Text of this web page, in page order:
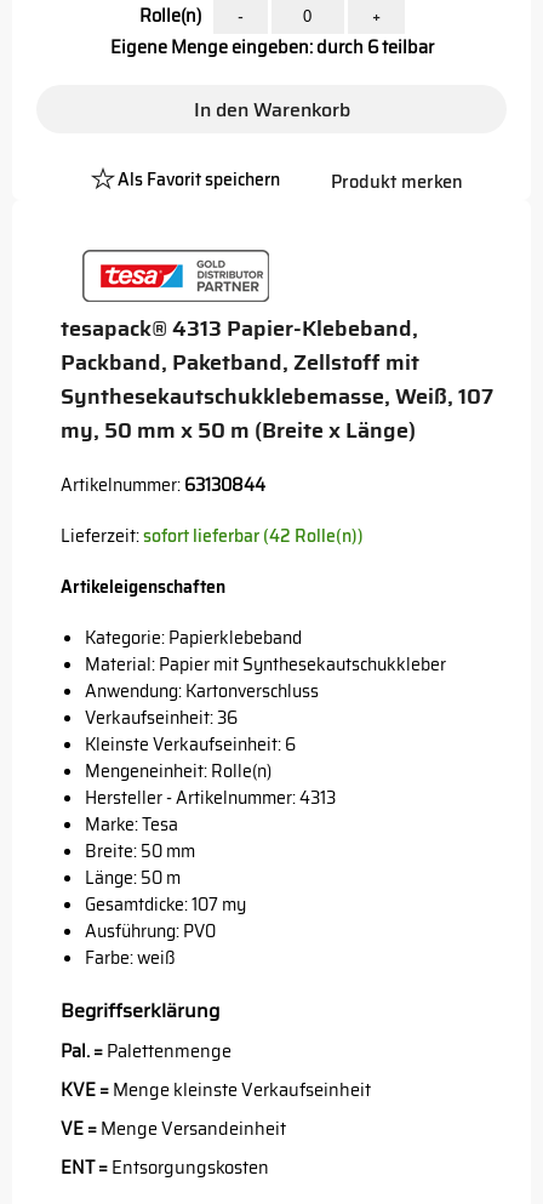
tesapack® 4313 Papier-Klebeband,
Packband, Paketband, Zellstoff mit
Synthesekautschukklebemasse, Weiß, 107
my, 50 mm x 50 m (Breite x Länge)
Artikelnummer:63130844
Lieferzeit:sofort lieferbar (42 Rolle(n))
Artikeleigenschaften
Kategorie: Papierklebeband
Material: Papier mit Synthesekautschukkleber
Anwendung: Kartonverschluss
Verkaufseinheit: 36
Kleinste Verkaufseinheit: 6
Mengeneinheit: Rolle(n)
Hersteller - Artikelnummer: 4313
Marke:Tesa
Breite: 50 mm
Länge: 50 m
Gesamtdicke: 107 my
Ausführung: PV0
Farbe: weiß
Begriffserklärung
Pal. =Palettenmenge
KVE =Menge kleinste Verkaufseinheit
VE =Menge Versandeinheit
ENT =Entsorgungskosten
Rolle(n) - +
Eigene Menge eingeben: durch 6 teilbar
In den Warenkorb
Als Favorit speichern
Platzhalter
Produkt merken